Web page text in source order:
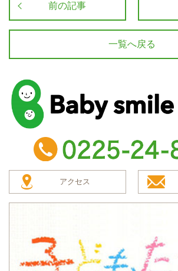
前の記事
一覧へ戻る
baby smile
TEL：0225-24-8304
アクセス